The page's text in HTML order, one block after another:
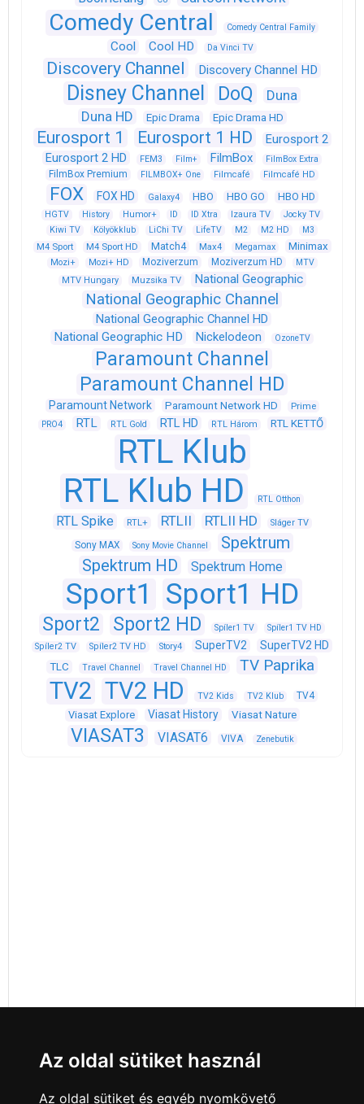
Comedy Central Comedy Central Family
Cool Cool HD Da Vinci TV
Discovery Channel Discovery Channel HD
Disney Channel DoQ
Duna
Duna HD
Epic Drama Epic Drama HD
Eurosport 1 Eurosport 1 HD
Eurosport 2
Eurosport 2 HD
FEM3 Film+ FilmBox FilmBox Extra
FilmBox Premium FILMBOX+ One Filmcafé Filmcafé HD
FOX FOX HD Galaxy4 HBO HBO GO HBO HD
HGTV History Humor+ ID ID Xtra Izaura TV
Jocky TV
Kiwi TV
Kölyökklub LiChi TV LifeTV M2 M2 HD M3
M4 Sport M4 Sport HD Match4 Max4 Megamax Minimax
Mozi+ Mozi+ HD Moziverzum Moziverzum HD
MTV
MTV Hungary
Muzsika TV National Geographic
National Geographic Channel
National Geographic Channel HD
National Geographic HD
Nickelodeon OzoneTV
Paramount Channel
Paramount Channel HD
Paramount Network Paramount Network HD Prime
PRO4 RTL RTL Gold RTL HD RTL Három RTL KETTŐ
RTL Klub
RTL Klub HD
RTL Otthon
RTL Spike RTL+ RTLII RTLII HD Sláger TV
Sony MAX Sony Movie Channel
Spektrum
Spektrum HD
Spektrum Home
Sport1 Sport1 HD
Sport2 Sport2 HD Spíler1 TV
Spíler1 TV HD
Spíler2 TV
Spíler2 TV HD Story4 SuperTV2 SuperTV2 HD
TLC Travel Channel Travel Channel HD TV Paprika
TV2 TV2 HD TV2 Kids TV2 Klub TV4
Viasat Explore Viasat History Viasat Nature
VIASAT3 VIASAT6 VIVA Zenebutik
Az oldal sütiket használ
Az oldal sütiket és egyéb nyomkövető